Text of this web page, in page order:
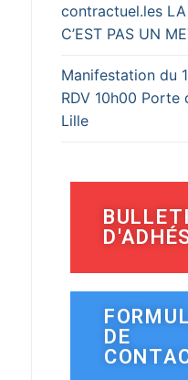
contractuel.les LA
C’EST PAS UN
Manifestation du
RDV 10h00 Porte
Lille
DE